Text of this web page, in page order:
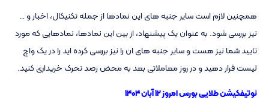
همچنین لازم است سایر جنبه های این نمادها از جمله تکنیکال، اخبار و …
نیز بررسی شود. به عنوان یک پیشنهاد، از بین این نمادها، نمادهایی که مورد
تایید شما نیز هست و سایر جنبه های ان را نیز بررسی کرده اید را در یک واچ
لیست قرار دهید و در روز معاملاتی بعد به محض رصد تحرک خریداری کنید.
نوتیفکیشن طلایی بورس امروز ۱۲ آبان ۱۴۰۴